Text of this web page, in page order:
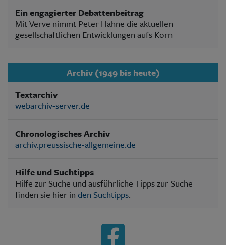
Ein engagierter Debattenbeitrag
Mit Verve nimmt Peter Hahne die aktuellen
gesellschaftlichen Entwicklungen aufs Korn
Archiv (1949 bis heute)
Textarchiv
webarchiv-server.de
Chronologisches Archiv
archiv.preussische-allgemeine.de
Hilfe und Suchtipps
Hilfe zur Suche und ausführliche Tipps zur Suche
finden sie hier in den Suchtipps.